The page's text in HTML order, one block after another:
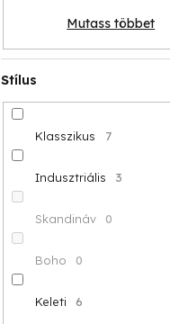
Mutass többet
Stílus
Klasszikus 7
Indusztriális 3
Skandináv 0
Boho 0
Keleti 6